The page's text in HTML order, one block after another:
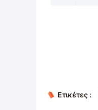
Ετικέτες :